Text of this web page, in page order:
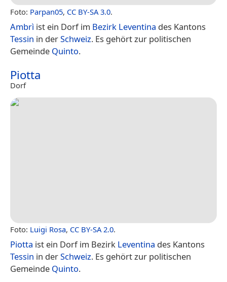
Foto: Parpan05, CC BY-SA 3.0.
Ambrì ist ein Dorf im Bezirk Leventina des Kantons
Tessin in derSchweiz. Es gehört zur politischen
Gemeinde Quinto.
Piotta
Dorf
Foto: Luigi Rosa, CC BY-SA 2.0.
Piotta ist ein Dorf im Bezirk Leventina des Kantons
Tessin in derSchweiz. Es gehört zur politischen
Gemeinde Quinto.